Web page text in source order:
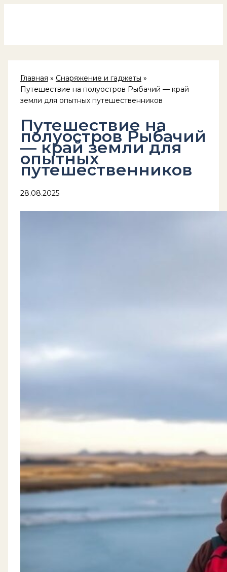
Главная
Снаряжение и гаджеты
Путешествие на полуостров Рыбачий — край
земли для опытных путешественников
Путешествие на
полуостров Рыбачий
— край земли для
опытных
путешественников
28.08.2025